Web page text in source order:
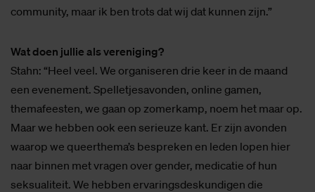
community, maar ik ben trots dat wij dat kunnen zijn.”
Wat doen jullie als vereniging?
Stahn: “Heel veel. We organiseren drie keer in de maand
een evenement. Spelletjesavonden, online gamen,
themafeesten, we gaan op zomerkamp, noem het maar op.
Maar we hebben ook een serieuze kant. Er zijn avonden
waarop we queerthema’s bespreken en leden lopen hier
naar binnen met vragen over gender, medicatie of hun
seksualiteit. We hebben ervaringsdeskundigen die